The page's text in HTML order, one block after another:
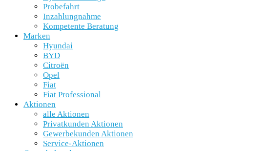
Probefahrt
Inzahlungnahme
Kompetente Beratung
Marken
Hyundai
BYD
Citroën
Opel
Fiat
Fiat Professional
Aktionen
alle Aktionen
Privatkunden Aktionen
Gewerbekunden Aktionen
Service-Aktionen